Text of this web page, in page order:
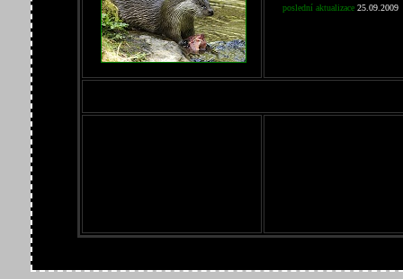
poslední aktualizace 25.09.2009